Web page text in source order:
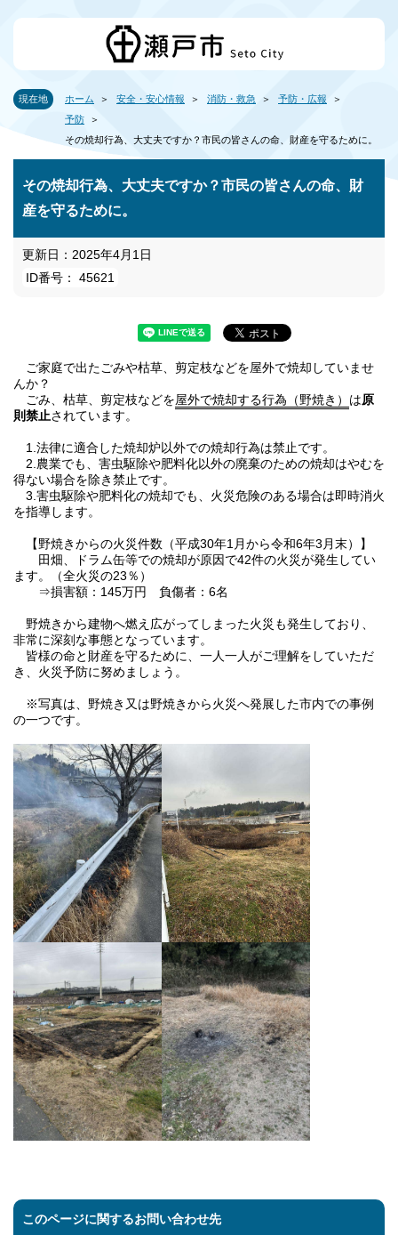
現在地 ホーム 安全・安心情報 消防・救急
予防・広報
予防
その焼却行為、大丈夫ですか？市民の皆さんの命、財産を守るために。
その焼却行為、大丈夫ですか？市民の皆さんの命、財
産を守るために。
更新日：2025年4月1日
ID番号： 45621
ご家庭で出たごみや枯草、剪定枝などを屋外で焼却していませ
んか？
ごみ、枯草、剪定枝などを屋外で焼却する行為（野焼き） は原
則禁止されています。
1.法律に適合した焼却炉以外での焼却行為は禁止です。
2.農業でも、害虫駆除や肥料化以外の廃棄のための焼却はやむを
得ない場合を除き禁止です。
3.害虫駆除や肥料化の焼却でも、火災危険のある場合は即時消火
を指導します。
【野焼きからの火災件数（平成30年1月から令和6年3月末）】
田畑、ドラム缶等での焼却が原因で42件の火災が発生してい
ます。（全火災の23％）
⇒損害額：145万円 負傷者：6名
野焼きから建物へ燃え広がってしまった火災も発生しており、
非常に深刻な事態となっています。
皆様の命と財産を守るために、一人一人がご理解をしていただ
き、火災予防に努めましょう。
※写真は、野焼き又は野焼きから火災へ発展した市内での事例
の一つです。
このページに関するお問い合わせ先